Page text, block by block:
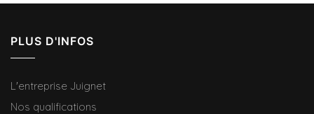
PLUS D'INFOS
L'entreprise Juignet
Nos qualifications